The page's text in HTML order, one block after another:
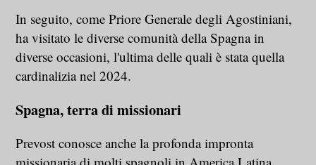
In seguito, come Priore Generale degli Agostiniani,
ha visitato le diverse comunità della Spagna in
diverse occasioni, l'ultima delle quali è stata quella
cardinalizia nel 2024.
Spagna, terra di missionari
Prevost conosce anche la profonda impronta